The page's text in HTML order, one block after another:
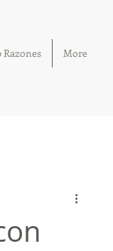
Razones More